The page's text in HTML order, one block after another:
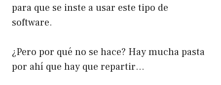
para que se inste a usar este tipo de
software.
¿Pero por qué no se hace? Hay mucha pasta
por ahí que hay que repartir…